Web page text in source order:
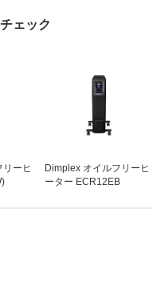
ェック
リーヒ
Dimplex オイルフリーヒ
ーター ECR12EB